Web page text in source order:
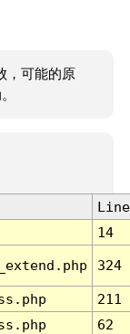
，可能的原
Line
14
324
211
62